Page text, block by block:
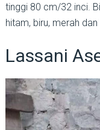
tinggi 80 cm/32 inci.
hitam, biru, merah dan
Lassani